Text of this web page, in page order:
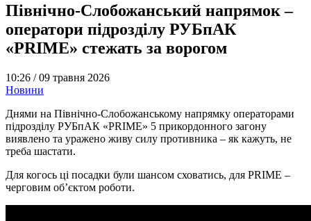
Північно-Слобожанський напрямок –
оператори підрозділу РУБпАК
«PRIME» стежать за ворогом
10:26 /09 травня 2026
Новини
Днями на Північно-Слобожанському напрямку операторами
підрозділу РУБпАК «PRIME» 5 прикордонного загону
виявлено та уражено живу силу противника – як кажуть, не
треба шастати.
Для когось ці посадки були шансом сховатись, для PRIME –
черговим об’єктом роботи.